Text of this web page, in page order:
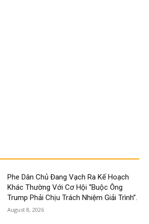
Phe Dân Chủ Đang Vạch Ra Kế Hoạch
Khác Thường Với Cơ Hội “Buộc Ông
Trump Phải Chịu Trách Nhiệm Giải Trình”.
August 8, 2026